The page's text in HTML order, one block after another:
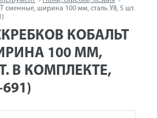
сменные, ширина 100 мм, сталь У8, 5 шт.
КОБАЛЬТ
100 ММ,
В КОМПЛЕКТЕ,